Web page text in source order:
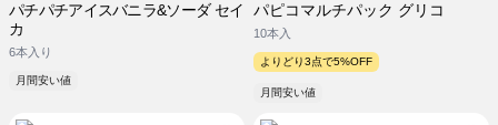
パチパチアイスバニラ&ソーダ セイ
カ
6本入り
月間安い値
パピコマルチパック グリコ
10本入
よりどり3点で5%OFF
月間安い値